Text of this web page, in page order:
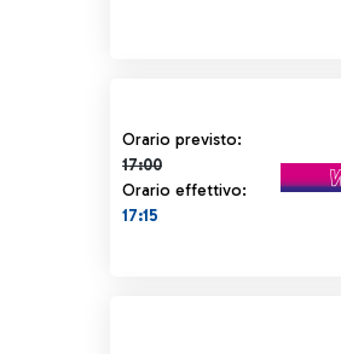
Orario previsto:
17:00
Orario previsto 17:00 barrato
Orario effettivo:
17:15